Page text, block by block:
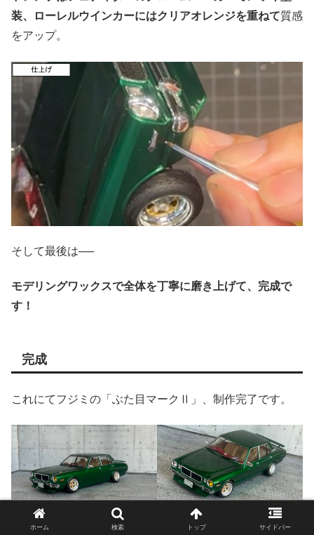
装、ローレルウインカーにはクリアオレンジを重ねて質感
をアップ。
そして最後は──
モデリングワックスで全体を丁寧に磨き上げて、完成で
す！
完成
これにてフジミの「ぶた目マークⅡ」、制作完了です。
ホーム 検索 トップ サイドバー